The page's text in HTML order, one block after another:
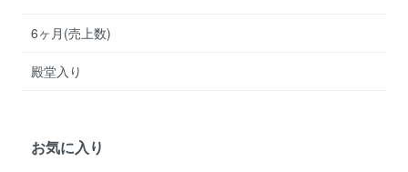
6ヶ月(売上数)
殿堂入り
お気に入り